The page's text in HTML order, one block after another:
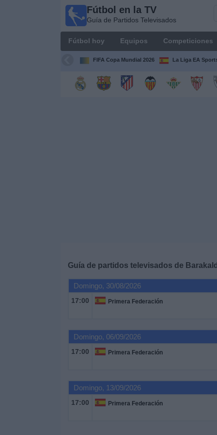
Fútbol en la TV
Guía de Partidos Televisados
Fútbol hoy Equipos Competiciones
FIFA Copa Mundial 2026 La Liga EA
Guía de partidos televisados de
Domingo, 30/08/2026
17:00 Primera Federación
Domingo, 06/09/2026
17:00 Primera Federación
Domingo, 13/09/2026
17:00 Primera Federación